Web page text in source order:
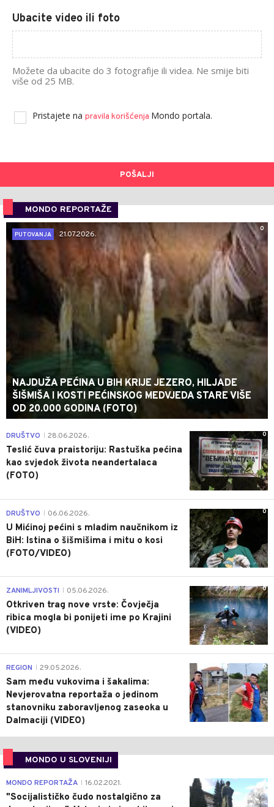
Ubacite video ili foto
Možete da ubacite do 3 fotografije ili videa. Ne smije biti
više od 25 MB.
Pristajete na pravila korišćenja Mondo portala.
POŠALJI
MONDO REPORTAŽE
0
PUTOVANJA
21.07.2026.
NAJDUŽA PEĆINA U BIH KRIJE JEZERO, HILJADE
ŠIŠMIŠA I KOSTI PEĆINSKOG MEDVJEDA STARE VIŠE
OD 20.000 GODINA (FOTO)
0
DRUŠTVO 28.06.2026.
Teslić čuva praistoriju: Rastuška pećina
kao svjedok života neandertalaca
(FOTO)
0
DRUŠTVO 06.06.2026.
U Mićinoj pećini s mladim naučnikom iz
BiH: Istina o šišmišima i mitu o kosi
(FOTO/VIDEO)
0
ZANIMLJIVOSTI 05.06.2026.
Otkriven trag nove vrste: Čovječja
ribica mogla bi ponijeti ime po Krajini
(VIDEO)
0
REGION 29.05.2026.
Sam među vukovima i šakalima:
Nevjerovatna reportaža o jedinom
stanovniku zaboravljenog zaseoka u
Dalmaciji (VIDEO)
MONDO U SLOVENIJI
4
MONDO REPORTAŽA 16.02.2021.
"Socijalističko čudo nostalgično za